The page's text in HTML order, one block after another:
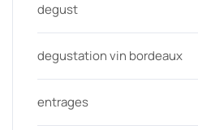
degust
degustation vin bordeaux
entrages